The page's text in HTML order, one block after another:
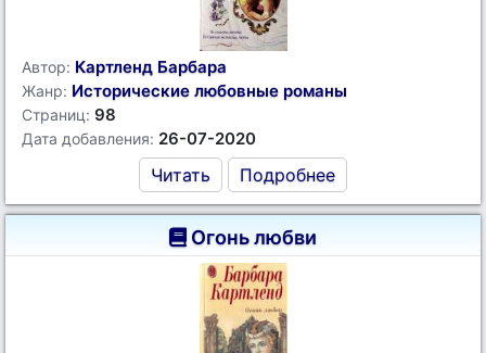
Автор: Картленд Барбара
Жанр: Исторические любовные романы
Страниц: 98
Дата добавления: 26-07-2020
Читать Подробнее
Огонь любви